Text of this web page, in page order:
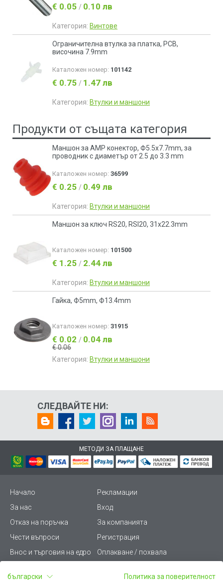
€ 0.05 / 0.10 лв
Категория: Винтове
Ограничителна втулка за платка, PCB,
височина 7.9mm
Каталожен номер: 101142
€ 0.75 / 1.47 лв
Категория: Втулки и маншони
Продукти от същата категория
Маншон за AMP конектор, Ф5.5х7.7mm, за
проводник с диаметър от 2.5 до 3.3 mm
Каталожен номер: 36599
€ 0.25 / 0.49 лв
Категория: Втулки и маншони
Маншон за ключ RS20, RSI20, 31x22.3mm
Каталожен номер: 101500
€ 1.25 / 2.44 лв
Категория: Втулки и маншони
Гайка, Ф5mm, Ф13.4mm
Каталожен номер: 31915
€ 0.02 / 0.04 лв
€ 0.06
Категория: Втулки и маншони
СЛЕДВАЙТЕ НИ:
МЕТОДИ ЗА ПЛАЩАНЕ
Начало
Рекламации
За нас
Вход
Отказ на поръчка
За компанията
Чести въпроси
Регистрация
Внос и търговия на едро
Оплакване / похвала
български Политика за поверителност